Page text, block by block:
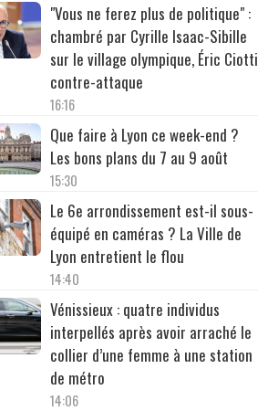
"Vous ne ferez plus de politique" :
chambré par Cyrille Isaac-Sibille
sur le village olympique, Éric Ciotti
contre-attaque
16:16
Que faire à Lyon ce week-end ?
Les bons plans du 7 au 9 août
15:30
Le 6e arrondissement est-il sous-
équipé en caméras ? La Ville de
Lyon entretient le flou
14:40
Vénissieux : quatre individus
interpellés après avoir arraché le
collier d’une femme à une station
de métro
14:06